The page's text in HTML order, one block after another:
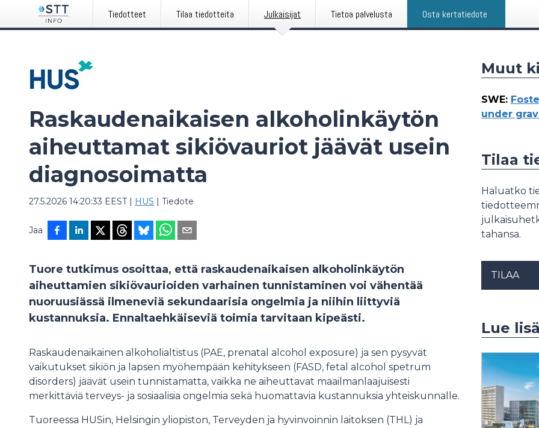
Tiedotteet Tilaa tiedotteita Julkaisijat Tietoa palvelusta Osta kertatiedote
Raskaudenaikaisen alkoholinkäytön
aiheuttamat sikiövauriot jäävät usein
diagnosoimatta
27.5.2026 14:20:33 EEST| HUS | Tiedote
Jaa
Tuore tutkimus osoittaa, että raskaudenaikaisen alkoholinkäytön
aiheuttamien sikiövaurioiden varhainen tunnistaminen voi vähentää
nuoruusiässä ilmeneviä sekundaarisia ongelmia ja niihin liittyviä
kustannuksia. Ennaltaehkäiseviä toimia tarvitaan kipeästi.
Raskaudenaikainen alkoholialtistus (PAE, prenatal alcohol exposure) ja sen pysyvät
vaikutukset sikiön ja lapsen myöhempään kehitykseen (FASD, fetal alcohol spetrum
disorders) jäävät usein tunnistamatta, vaikka ne aiheuttavat maailmanlaajuisesti
merkittäviä terveys- ja sosiaalisia ongelmia sekä huomattavia kustannuksia yhteiskunnalle.
Tuoreessa HUSin, Helsingin yliopiston, Terveyden ja hyvinvoinnin laitoksen (THL) ja
Muut
SWE:
under
Tilaa
Haluatko
tahansa.
TILAA
Lue